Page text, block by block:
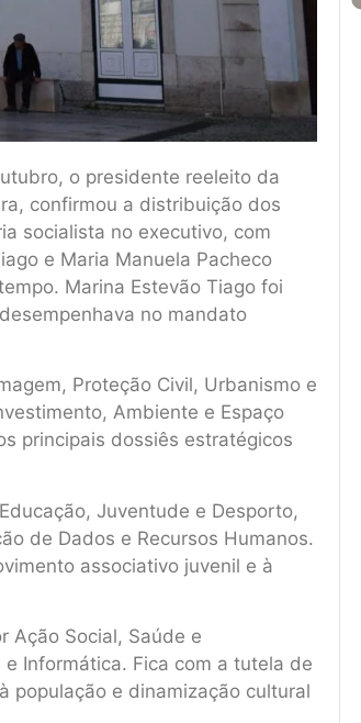
o presidente reeleito da
confirmou a distribuição dos
socialista no executivo, com
e Maria Manuela Pacheco
Marina Estevão Tiago foi
no mandato
Proteção Civil, Urbanismo e
Ambiente e Espaço
principais dossiês estratégicos
Juventude e Desporto,
de Dados e Recursos Humanos.
associativo juvenil e à
Ação Social, Saúde e
Informática. Fica com a tutela de
população e dinamização cultural